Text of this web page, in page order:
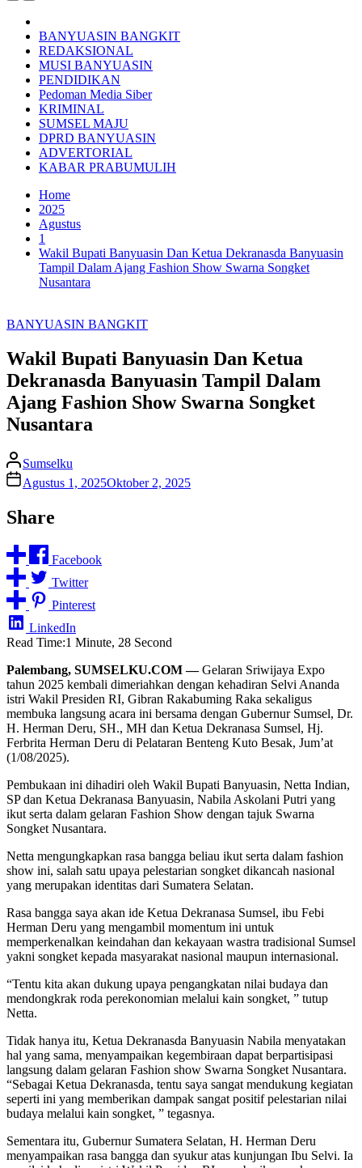
BANYUASIN BANGKIT
REDAKSIONAL
MUSI BANYUASIN
PENDIDIKAN
Pedoman Media Siber
KRIMINAL
SUMSEL MAJU
DPRD BANYUASIN
ADVERTORIAL
KABAR PRABUMULIH
Home
2025
Agustus
1
Wakil Bupati Banyuasin Dan Ketua Dekranasda Banyuasin
Tampil Dalam Ajang Fashion Show Swarna Songket
Nusantara
BANYUASIN BANGKIT
Wakil Bupati Banyuasin Dan Ketua
Dekranasda Banyuasin Tampil Dalam
Ajang Fashion Show Swarna Songket
Nusantara
Sumselku
Agustus 1, 2025Oktober 2, 2025
Share
Facebook
Twitter
Pinterest
LinkedIn
Read Time:1 Minute, 28 Second
Palembang, SUMSELKU.COM —Gelaran Sriwijaya Expo
tahun 2025 kembali dimeriahkan dengan kehadiran Selvi Ananda
istri Wakil Presiden RI, Gibran Rakabuming Raka sekaligus
membuka langsung acara ini bersama dengan Gubernur Sumsel, Dr.
H. Herman Deru, SH., MH dan Ketua Dekranasa Sumsel, Hj.
Ferbrita Herman Deru di Pelataran Benteng Kuto Besak, Jum’at
(1/08/2025).
Pembukaan ini dihadiri oleh Wakil Bupati Banyuasin, Netta Indian,
SP dan Ketua Dekranasa Banyuasin, Nabila Askolani Putri yang
ikut serta dalam gelaran Fashion Show dengan tajuk Swarna
Songket Nusantara.
Netta mengungkapkan rasa bangga beliau ikut serta dalam fashion
show ini, salah satu upaya pelestarian songket dikancah nasional
yang merupakan identitas dari Sumatera Selatan.
Rasa bangga saya akan ide Ketua Dekranasa Sumsel, ibu Febi
Herman Deru yang mengambil momentum ini untuk
memperkenalkan keindahan dan kekayaan wastra tradisional Sumsel
yakni songket kepada masyarakat nasional maupun internasional.
“Tentu kita akan dukung upaya pengangkatan nilai budaya dan
mendongkrak roda perekonomian melalui kain songket, ” tutup
Netta.
Tidak hanya itu, Ketua Dekranasda Banyuasin Nabila menyatakan
hal yang sama, menyampaikan kegembiraan dapat berpartisipasi
langsung dalam gelaran Fashion show Swarna Songket Nusantara.
“Sebagai Ketua Dekranasda, tentu saya sangat mendukung kegiatan
seperti ini yang memberikan dampak sangat positif pelestarian nilai
budaya melalui kain songket, ” tegasnya.
Sementara itu, Gubernur Sumatera Selatan, H. Herman Deru
menyampaikan rasa bangga dan syukur atas kunjungan Ibu Selvi. Ia